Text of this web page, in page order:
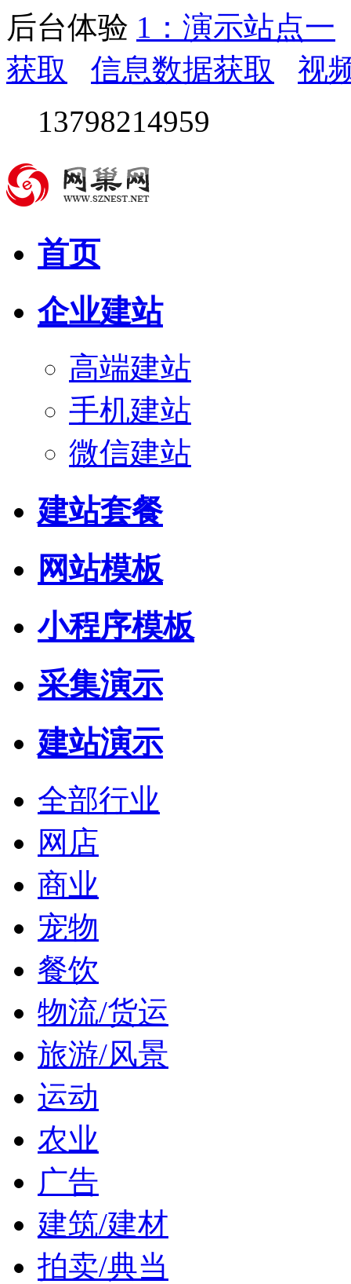
后台体验 1：演示站点一
获取
信息数据获取
视
13798214959
首页
企业建站
高端建站
手机建站
微信建站
建站套餐
网站模板
小程序模板
采集演示
建站演示
全部行业
网店
商业
宠物
餐饮
物流/货运
旅游/风景
运动
农业
广告
建筑/建材
拍卖/典当